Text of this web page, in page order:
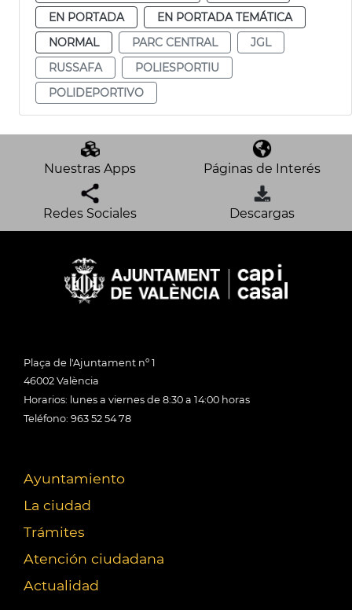
EN PORTADA
EN PORTADA TEMÁTICA
NORMAL
PARC CENTRAL
JGL
RUSSAFA
POLIESPORTIU
POLIDEPORTIVO
Nuestras Apps Páginas de Interés
Redes Sociales Descargas
Plaça de l'Ajuntament nº 1
46002 València
Horarios: lunes a viernes de 8:30 a 14:00 horas
Teléfono: 963 52 54 78
Ayuntamiento
La ciudad
Trámites
Atención ciudadana
Actualidad